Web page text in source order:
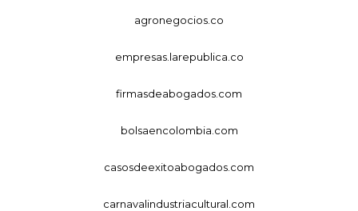
agronegocios.co
empresas.larepublica.co
firmasdeabogados.com
bolsaencolombia.com
casosdeexitoabogados.com
carnavalindustriacultural.com